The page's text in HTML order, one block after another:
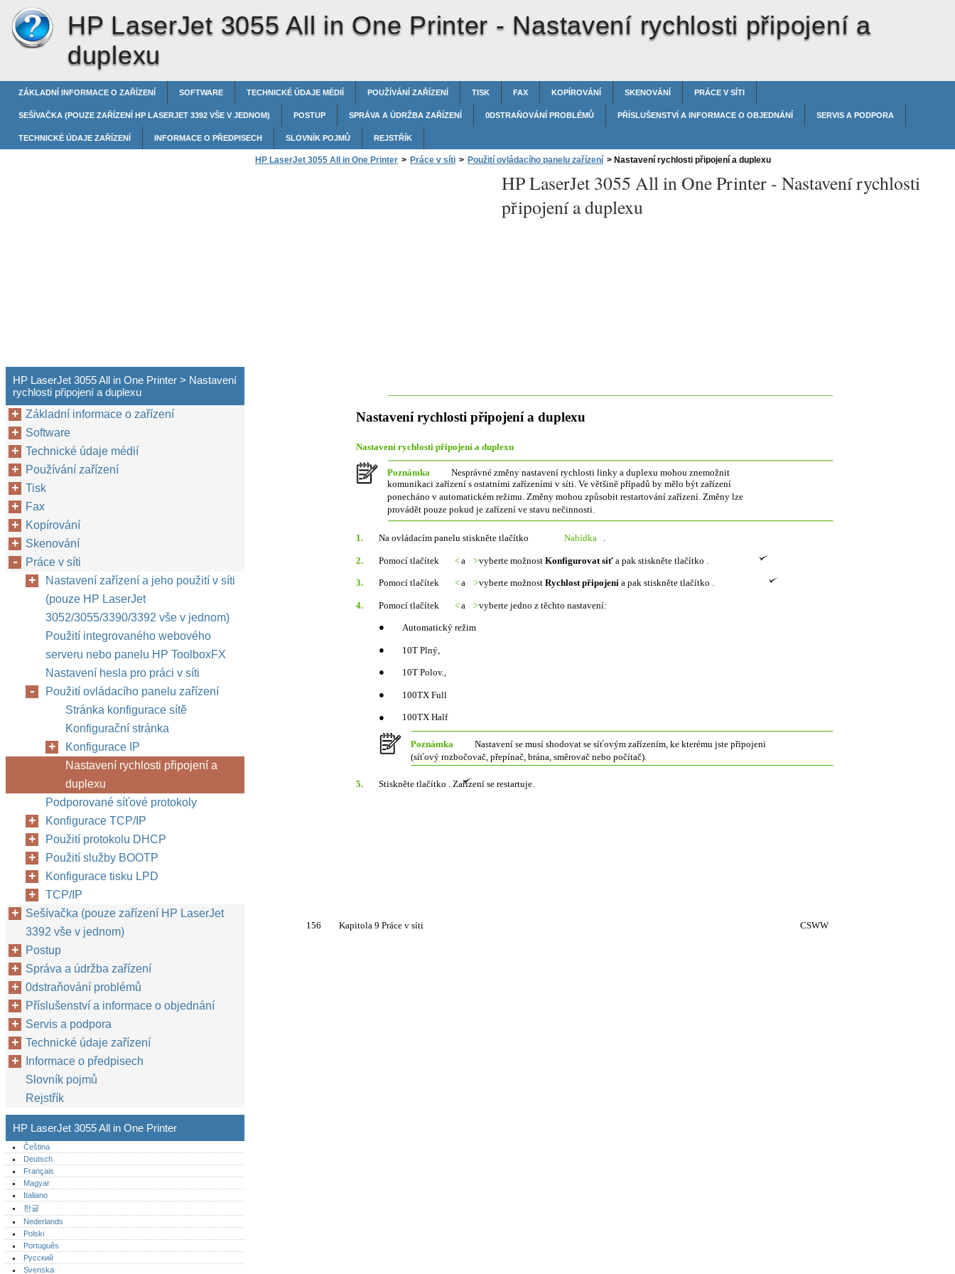
HP LaserJet 3055 All in One Printer - Nastavení rychlosti připojení a
duplexu
ZÁKLADNÍ INFORMACE O ZAŘÍZENÍ SOFTWARE TECHNICKÉ ÚDAJE MÉDIÍ POUŽÍVÁNÍ ZAŘÍZENÍ TISK FAX KOPÍROVÁNÍ SKENOVÁNÍ PRÁCE V SÍTI
SEŠÍVAČKA (POUZE ZAŘÍZENÍ HP LASERJET 3392 VŠE V JEDNOM) POSTUP SPRÁVA A ÚDRŽBA ZAŘÍZENÍ 0DSTRAŇOVÁNÍ PROBLÉMŮ PŘÍSLUŠENSTVÍ A INFORMACE O OBJEDNÁNÍ SERVIS A PODPORA
TECHNICKÉ ÚDAJE ZAŘÍZENÍ INFORMACE O PŘEDPISECH SLOVNÍK POJMŮ REJSTŘÍK
HP LaserJet 3055 All in One Printer > Práce v síti > Použití ovládacího panelu zařízení > Nastavení rychlosti připojení a duplexu
HP LaserJet 3055 All in One Printer - Nastavení rychlosti
připojení a duplexu
Nastavení rychlosti připojení a duplexu
Nastavení rychlosti připojení a duplexu
Poznámka
Nesprávné změny nastavení rychlosti linky a duplexu mohou znemožnit
komunikaci zařízení s ostatními zařízeními v síti. Ve většině případů by mělo být zařízení
ponecháno v automatickém režimu. Změny mohou způsobit restartování zařízení. Změny lze
provádět pouze pokud je zařízení ve stavu nečinnosti.
1. Na ovládacím panelu stiskněte tlačítko Nabídka .
2. Pomocí tlačítek <a >vyberte možnost Konfigurovat síť a pak stiskněte tlačítko .
3. Pomocí tlačítek <a >vyberte možnost Rychlost připojení a pak stiskněte tlačítko .
4. Pomocí tlačítek <a >vyberte jedno z těchto nastavení:
●
Automatický režim
●
10T Plný,
●
10T Polov.,
● 100TX Full
● 100TX Half
Poznámka
Nastavení se musí shodovat se síťovým zařízením, ke kterému jste připojeni
(síťový rozbočovač, přepínač, brána, směrovač nebo počítač).
5. Stiskněte tlačítko . Zařízení se restartuje.
156 Kapitola 9 Práce v síti CSWW
HP LaserJet 3055 All in One Printer > Nastavení
rychlosti připojení a duplexu
Základní informace o zařízení
Software
Technické údaje médií
Používání zařízení
Tisk
Fax
Kopírování
Skenování
Práce v síti
Nastavení zařízení a jeho použití v síti
(pouze HP LaserJet
3052/3055/3390/3392 vše v jednom)
Použití integrovaného webového
serveru nebo panelu HP ToolboxFX
Nastavení hesla pro práci v síti
Použití ovládacího panelu zařízení
Stránka konfigurace sítě
Konfigurační stránka
Konfigurace IP
Nastavení rychlosti připojení a
duplexu
Podporované síťové protokoly
Konfigurace TCP/IP
Použití protokolu DHCP
Použití služby BOOTP
Konfigurace tisku LPD
TCP/IP
Sešívačka (pouze zařízení HP LaserJet
3392 vše v jednom)
Postup
Správa a údržba zařízení
0dstraňování problémů
Příslušenství a informace o objednání
Servis a podpora
Technické údaje zařízení
Informace o předpisech
Slovník pojmů
Rejstřík
HP LaserJet 3055 All in One Printer
Čeština
Deutsch
Français
Magyar
Italiano
한글
Nederlands
Polski
Português‎
Русский
Svenska